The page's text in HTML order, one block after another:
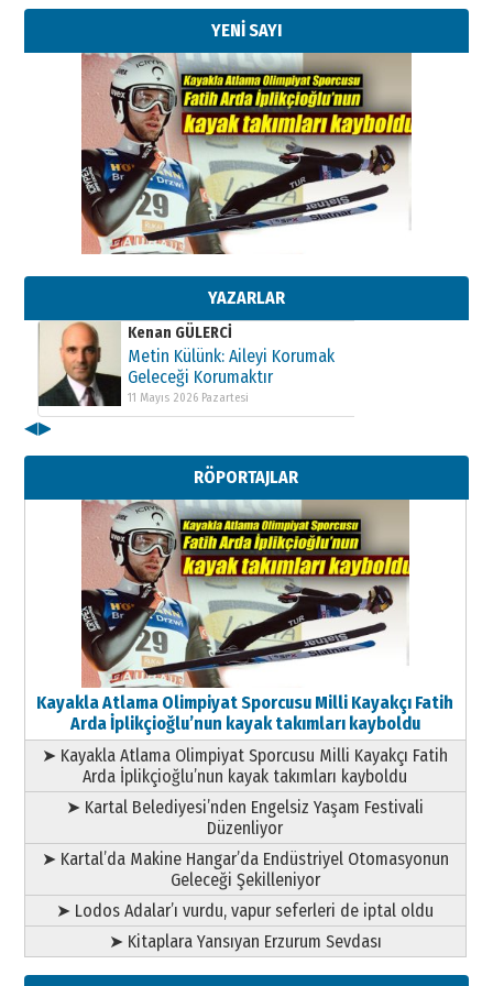
YENİ SAYI
YAZARLAR
Kenan GÜLERCİ
Metin Külünk: Aileyi Korumak
Geleceği Korumaktır
11 Mayıs 2026 Pazartesi
Kenan GÜLERCİ
Metin Külünk: Aileyi Korumak
Geleceği Korumaktır
11 Mayıs 2026 Pazartesi
Metin Külünk: Aileyi Korumak
Geleceği Korumaktır
11 Mayıs 2026 Pazartesi
◀▶
RÖPORTAJLAR
Kayakla Atlama Olimpiyat Sporcusu Milli Kayakçı Fatih
Arda İplikçioğlu’nun kayak takımları kayboldu
➤ Kayakla Atlama Olimpiyat Sporcusu Milli Kayakçı Fatih
Arda İplikçioğlu’nun kayak takımları kayboldu
➤ Kartal Belediyesi’nden Engelsiz Yaşam Festivali
Düzenliyor
➤ Kartal’da Makine Hangar’da Endüstriyel Otomasyonun
Geleceği Şekilleniyor
➤ Lodos Adalar’ı vurdu, vapur seferleri de iptal oldu
➤ Kitaplara Yansıyan Erzurum Sevdası